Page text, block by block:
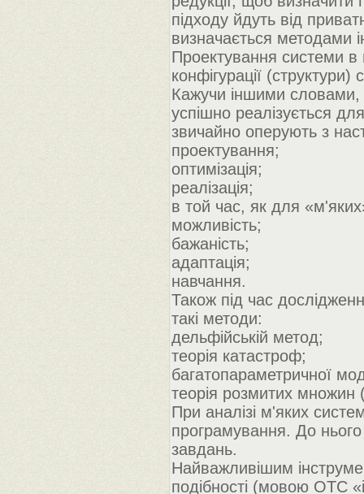
підходу йдуть від
визначається методами
Проектування системи в
конфігурації (структури)
Кажучи іншими словами,
успішно реалізується
звичайно оперують з
проектування;
оптимізація;
реалізація;
в той час, як для
можливість;
бажаність;
адаптація;
навчання.
Також під час
такі методи:
дельфійській метод;
теорія катастроф;
багатопараметричної
теорія розмитих множин
При аналізі м'яких
програмування. До
завдань.
Найважливішим
подібності (мовою ОТС